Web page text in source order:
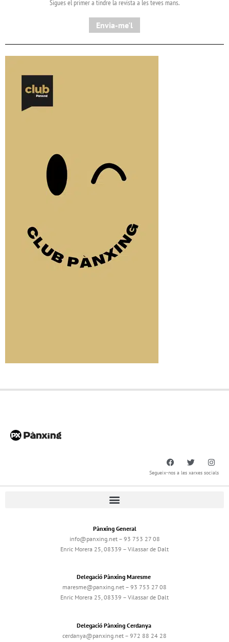
Sigues el primer a tindre la revista a les teves mans.
Envia-me'l
Segueix-nos a les xarxes socials
Pànxing General
info@panxing.net – 93 753 27 08
Enric Morera 25, 08339 – Vilassar de Dalt
Delegació Pànxing Maresme
maresme@panxing.net – 93 753 27 08
Enric Morera 25, 08339 – Vilassar de Dalt
Delegació Pànxing Cerdanya
cerdanya@panxing.net – 972 88 24 28